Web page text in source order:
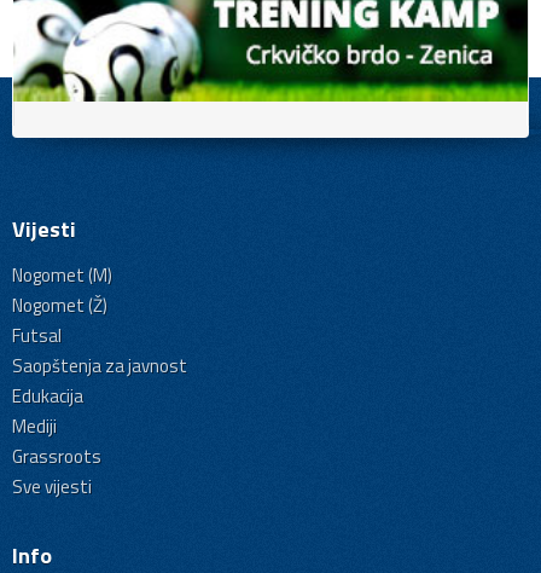
Vijesti
Nogomet (M)
Nogomet (Ž)
Futsal
Saopštenja za javnost
Edukacija
Mediji
Grassroots
Sve vijesti
Info